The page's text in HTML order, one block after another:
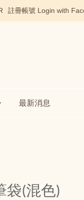
註冊帳號 Login with
最新消息
袋(混色)